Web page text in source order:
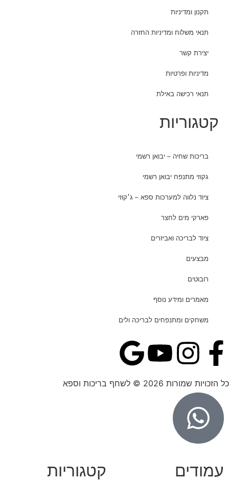
תקנון ומדיניות
תנאי משלוח ומדיניות החזרה
יצירת קשר
מדיניות ופרטיות
תנאי רכישה באילת
קטגוריות
בריכות שחיה – יבואן רשמי
גקוזי מתנפח יבואן רשמי
ציוד נלווה למערכות ספא – ג׳קוזי
פארקי מים לחצר
ציוד לבריכה ואביזרים
מבצעים
רובוטים
מאמרים ומידע נוסף
משחקים ומתנפחים לבריכה ולים
כל הזכויות שמורות 2026 © לשחף בריכות וספא
עמודים קטגוריות